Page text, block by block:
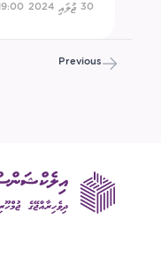
30 ޖުލައި 2024 19:00
Previous